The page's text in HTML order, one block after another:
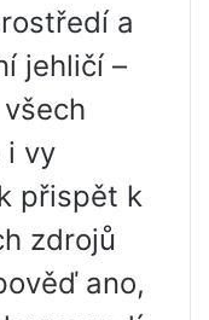
a
jehličí –
i vy
přispět k
zdrojů
ano,